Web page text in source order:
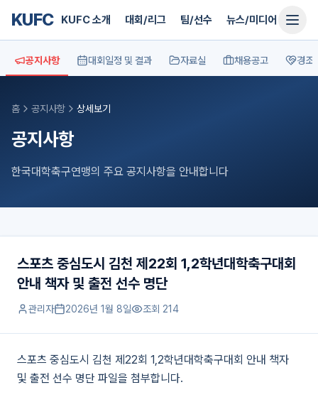
KUFC KUFC 소개 대회/리그 팀/선수 뉴스/미디어 지원
공지사항 대회일정 및 결과 자료실 채용공고 경조
홈 공지사항 상세보기
공지사항
한국대학축구연맹의 주요 공지사항을 안내합니다
스포츠 중심도시 김천 제22회 1,2학년대학축구대회
안내 책자 및 출전 선수 명단
관리자 2026년 1월 8일 조회 214
스포츠 중심도시 김천 제22회 1,2학년대학축구대회 안내 책자
및 출전 선수 명단 파일을 첨부합니다.